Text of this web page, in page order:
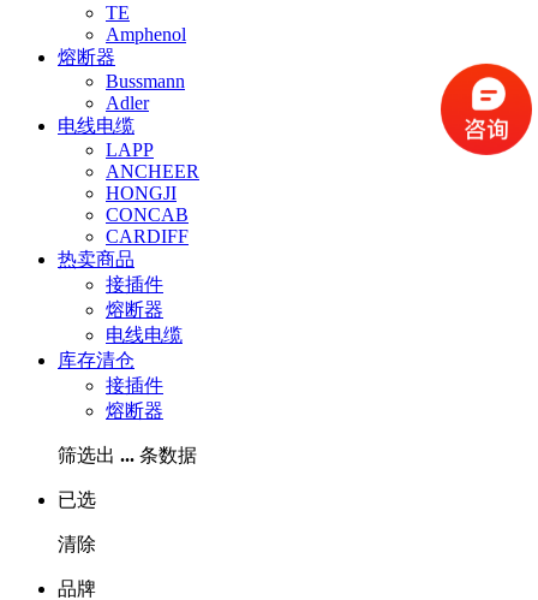
TE
Amphenol
熔断器
Bussmann
Adler
电线电缆
LAPP
ANCHEER
HONGJI
CONCAB
CARDIFF
热卖商品
接插件
熔断器
电线电缆
库存清仓
接插件
熔断器
筛选出 ... 条数据
已选
清除
品牌